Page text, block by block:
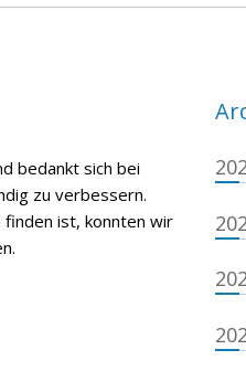
bedankt sich bei
zu verbessern.
ist, konnten wir